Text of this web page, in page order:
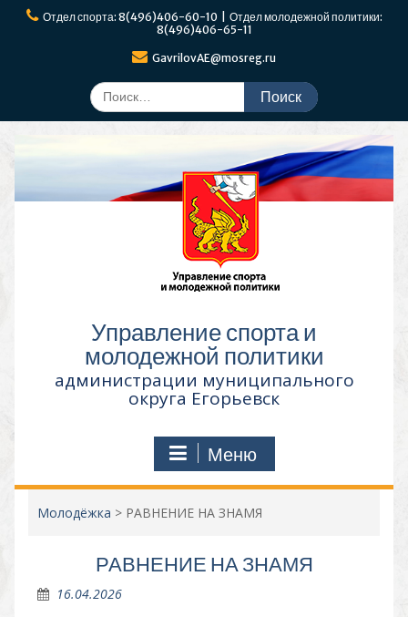
ПерейтиОтдел спорта: 8(496)406-60-10 | Отдел молодежной политики:
8(496)406-65-11
GavrilovAE@mosreg.ru
Поиск
по:
Управление спорта и
молодежной политики
администрации муниципального
округа Егорьевск
Меню
Молодёжка > РАВНЕНИЕ НА ЗНАМЯ
РАВНЕНИЕ НА ЗНАМЯ
16.04.2026